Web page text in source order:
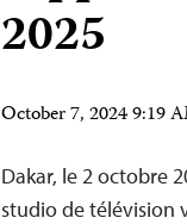
2025
October 7, 2024 9:19
Dakar, le 2 octobre
studio de télévision